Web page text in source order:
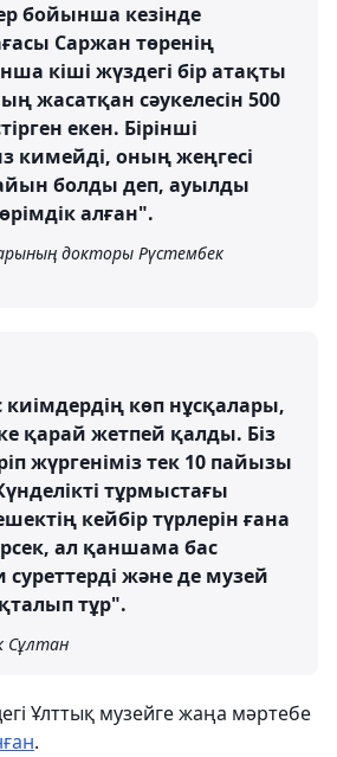
бойынша кезінде
Саржан төренің
кіші жүздегі бір атақты
жасатқан сәукелесін 500
екен. Бірінші
кимейді, оның жеңгесі
болды деп, ауылды
алған".
докторы Рүстембек
киімдердің көп нұсқалары,
қарай жетпей қалды. Біз
жүргеніміз тек 10 пайызы
тұрмыстағы
кейбір түрлерін ғана
ал қаншама бас
және де музей
тұр".
Сұлтан
Ұлттық музейге жаңа мәртебе
.